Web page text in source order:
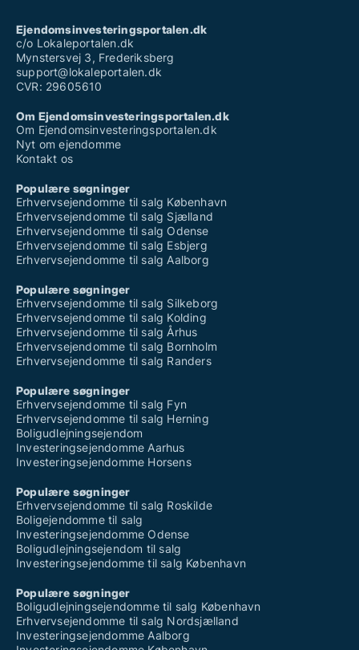
Ejendomsinvesteringsportalen.dk
c/o Lokaleportalen.dk
Mynstersvej 3, Frederiksberg
support@lokaleportalen.dk
CVR: 29605610
Om Ejendomsinvesteringsportalen.dk
Om Ejendomsinvesteringsportalen.dk
Nyt om ejendomme
Kontakt os
Populære søgninger
Erhvervsejendomme til salg København
Erhvervsejendomme til salg Sjælland
Erhvervsejendomme til salg Odense
Erhvervsejendomme til salg Esbjerg
Erhvervsejendomme til salg Aalborg
Populære søgninger
Erhvervsejendomme til salg Silkeborg
Erhvervsejendomme til salg Kolding
Erhvervsejendomme til salg Århus
Erhvervsejendomme til salg Bornholm
Erhvervsejendomme til salg Randers
Populære søgninger
Erhvervsejendomme til salg Fyn
Erhvervsejendomme til salg Herning
Boligudlejningsejendom
Investeringsejendomme Aarhus
Investeringsejendomme Horsens
Populære søgninger
Erhvervsejendomme til salg Roskilde
Boligejendomme til salg
Investeringsejendomme Odense
Boligudlejningsejendom til salg
Investeringsejendomme til salg København
Populære søgninger
Boligudlejningsejendomme til salg København
Erhvervsejendomme til salg Nordsjælland
Investeringsejendomme Aalborg